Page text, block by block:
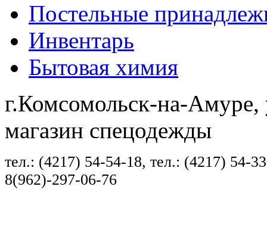
Постельные
Инвентарь
Бытовая химия
г.Комсомольск-на-
магазин спецодежды
тел.: (4217) 54-54-18, тел.: (4217) 54-
8(962)-297-06-76